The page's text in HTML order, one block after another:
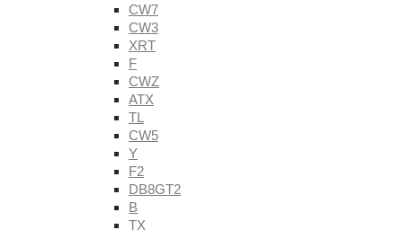
CW7
CW3
XRT
F
CWZ
ATX
TL
CW5
Y
F2
DB8GT2
B
TX